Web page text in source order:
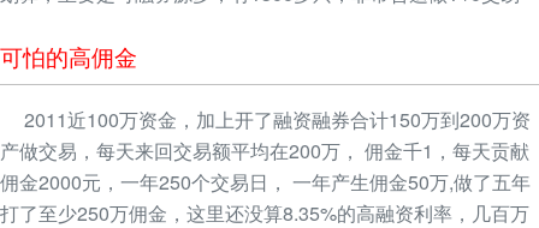
可怕的高佣金
2011近100万资金，加上开了融资融券合计150万到200万资
产做交易，每天来回交易额平均在200万， 佣金千1，每天贡献
佣金2000元，一年250个交易日， 一年产生佣金50万,做了五年
打了至少250万佣金，这里还没算8.35%的高融资利率，几百万